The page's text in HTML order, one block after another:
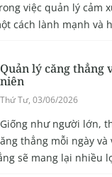
việc quản lý cảm
cách lành mạnh và
Quản lý căng thẳng
niên
Thứ Tư, 03/06/2026
Giống như người lớn,
thẳng mỗi ngày và
sẽ mang lại nhiều